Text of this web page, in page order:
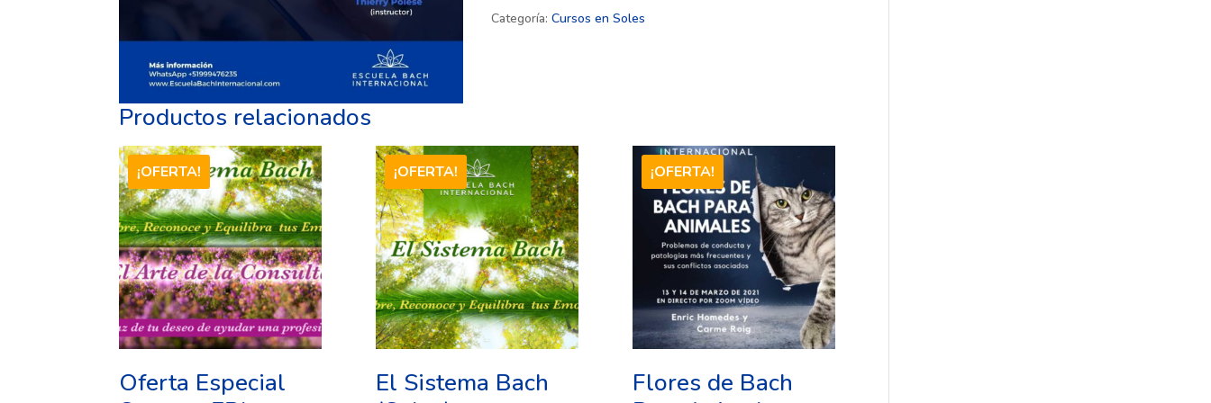
v
e
:
Categoría:Cursos en Soles
Productos relacionados
¡OFERTA!
Oferta Especial
¡OFERTA!
El Sistema Bach
¡OFERTA!
Flores de Bach